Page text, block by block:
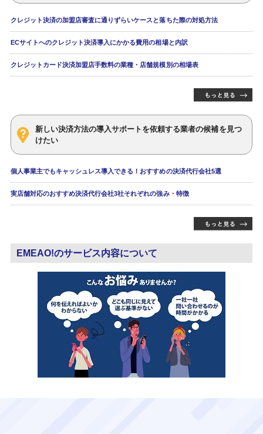
クレジット決済の加盟店審査に通りずらいケースと落ちた際の対処方法
ECサイトへのクレジット決済導入にかかる費用の相場と内訳
クレジットカード決済加盟店手数料の業種・店舗規模別の相場表
新しい決済方法の導入サポートを依頼する業者の候補を見つ
けたい
個人事業主でもキャッシュレス導入できる！おすすめの決済代行会社5選
実店舗対応のおすすめ決済代行会社3社それぞれの強み・特徴
EMEAO!のサービス内容について